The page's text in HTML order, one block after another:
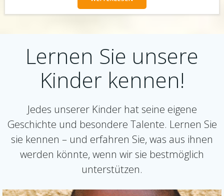
Lernen Sie unsere
Kinder kennen!
Jedes unserer Kinder hat seine eigene
Geschichte und besondere Talente. Lernen Sie
sie kennen – und erfahren Sie, was aus ihnen
werden könnte, wenn wir sie bestmöglich
unterstützen.